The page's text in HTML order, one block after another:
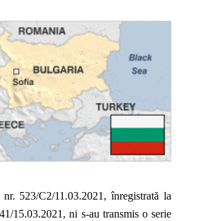
nr. 523/C2/11.03.2021, înregistrată la
15.03.2021, ni s-au transmis o serie